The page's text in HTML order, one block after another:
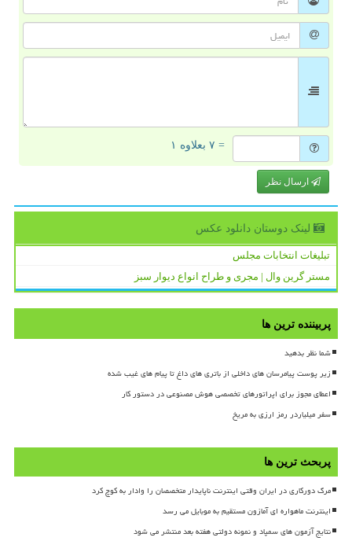
= ۷ بعلاوه ۱
ارسال نظر
لینک دوستان دانلود عكس
تبلیغات انتخابات مجلس
مستر گرین وال | مجری و طراح انواع دیوار سبز
پربیننده ترین ها
شما نظر بدهید
زیر پوست پیامرسان های داخلی از باتری های داغ تا پیام های غیب شده
اعطای مجوز برای اپراتورهای تخصصی هوش مصنوعی در دستور کار
سفر میلیاردر رمز ارزی به مریخ
پربحث ترین ها
مرگ دورکاری در ایران وقتی اینترنت ناپایدار متخصصان را وادار به کوچ کرد
اینترنت ماهواره ای آمازون مستقیم به موبایل می رسد
نتایج آزمون های سمپاد و نمونه دولتی هفته بعد منتشر می شود